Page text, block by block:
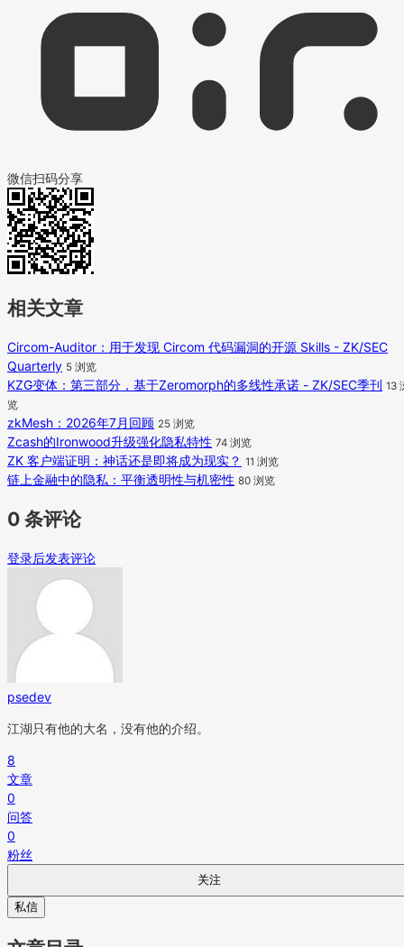
微信扫码分享
相关文章
Circom-Auditor：用于发现 Circom 代码漏洞的开源 Skills - ZK/SEC
Quarterly 5 浏览
KZG变体：第三部分，基于Zeromorph的多线性承诺 - ZK/SEC季刊 13
览
zkMesh：2026年7月回顾 25 浏览
Zcash的Ironwood升级强化隐私特性 74 浏览
ZK 客户端证明：神话还是即将成为现实？ 11 浏览
链上金融中的隐私：平衡透明性与机密性 80 浏览
0 条评论
登录后发表评论
psedev
江湖只有他的大名，没有他的介绍。
8
文章
0
问答
0
粉丝
关注
私信